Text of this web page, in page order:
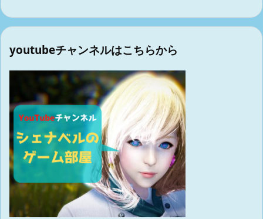
youtubeチャンネルはこちらから